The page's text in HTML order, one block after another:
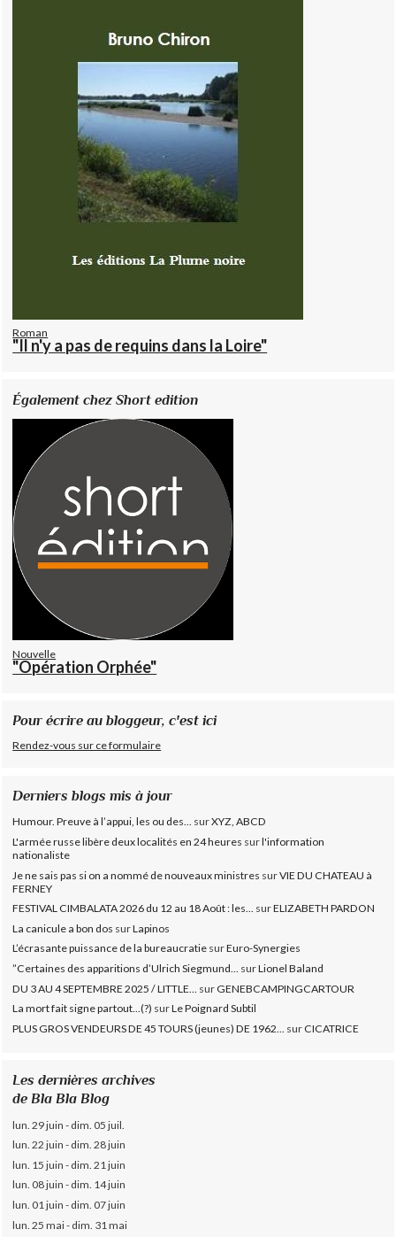
Roman
"Il n'y a pas de requins dans la Loire"
Également chez Short edition
Nouvelle
"Opération Orphée"
Pour écrire au bloggeur, c'est ici
Rendez-vous sur ce formulaire
Derniers blogs mis à jour
Humour. Preuve à l’appui, les ou des... surXYZ, ABCD
L'armée russe libère deux localités en 24 heures surl'information
nationaliste
Je ne sais pas si on a nommé de nouveaux ministres surVIE DU CHATEAU à
FERNEY
FESTIVAL CIMBALATA 2026 du 12 au 18 Août : les... surELIZABETH PARDON
La canicule a bon dos surLapinos
L’écrasante puissance de la bureaucratie surEuro-Synergies
”Certaines des apparitions d’Ulrich Siegmund... surLionel Baland
DU 3 AU 4 SEPTEMBRE 2025 / LITTLE...
surGENEBCAMPINGCARTOUR
La mort fait signe partout...(?) surLe Poignard Subtil
PLUS GROS VENDEURS DE 45 TOURS (jeunes) DE 1962...
surCICATRICE
Les dernières archives
de Bla Bla Blog
lun. 29 juin - dim. 05 juil.
lun. 22 juin - dim. 28 juin
lun. 15 juin - dim. 21 juin
lun. 08 juin - dim. 14 juin
lun. 01 juin - dim. 07 juin
lun. 25 mai - dim. 31 mai